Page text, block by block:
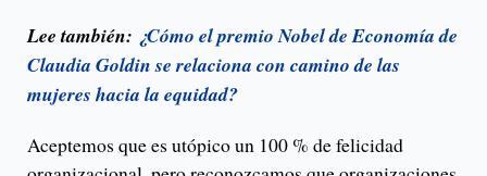
Lee también: ¿Cómo el premio Nobel de Economía de
Claudia Goldin se relaciona con camino de las
mujeres hacia la equidad?
Aceptemos que es utópico un 100 % de felicidad